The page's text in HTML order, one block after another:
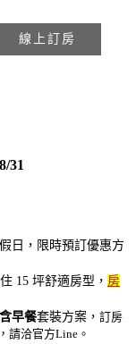
線上訂房
31
日，限時預訂優惠方
15 坪舒適房型， 房
早餐套裝方案， 訂房
請洽官方Line。